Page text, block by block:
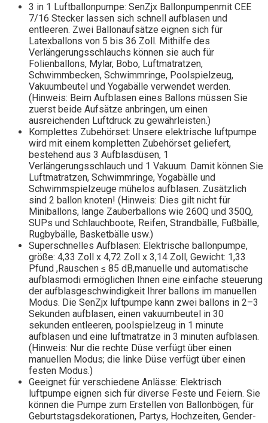
3 in 1 Luftballonpumpe: SenZjx Ballonpumpenmit CEE
7/16 Stecker lassen sich schnell aufblasen und
entleeren. Zwei Ballonaufsätze eignen sich für
Latexballons von 5 bis 36 Zoll. Mithilfe des
Verlängerungsschlauchs können sie auch für
Folienballons, Mylar, Bobo, Luftmatratzen,
Schwimmbecken, Schwimmringe, Poolspielzeug,
Vakuumbeutel und Yogabälle verwendet werden.
(Hinweis: Beim Aufblasen eines Ballons müssen Sie
zuerst beide Aufsätze anbringen, um einen
ausreichenden Luftdruck zu gewährleisten.)
Komplettes Zubehörset: Unsere elektrische luftpumpe
wird mit einem kompletten Zubehörset geliefert,
bestehend aus 3 Aufblasdüsen, 1
Verlängerungsschlauch und 1 Vakuum. Damit können Sie
Luftmatratzen, Schwimmringe, Yogabälle und
Schwimmspielzeuge mühelos aufblasen. Zusätzlich
sind 2 ballon knoten! (Hinweis: Dies gilt nicht für
Miniballons, lange Zauberballons wie 260Q und 350Q,
SUPs und Schlauchboote, Reifen, Strandbälle, Fußbälle,
Rugbybälle, Basketbälle usw.)
Superschnelles Aufblasen: Elektrische ballonpumpe,
größe: 4,33 Zoll x 4,72 Zoll x 3,14 Zoll, Gewicht: 1,33
Pfund ,Rauschen ≤ 85 dB,manuelle und automatische
aufblasmodi ermöglichen Ihnen eine einfache steuerung
der aufblasgeschwindigkeit Ihrer ballons im manuellen
Modus. Die SenZjx luftpumpe kann zwei ballons in 2–3
Sekunden aufblasen, einen vakuumbeutel in 30
sekunden entleeren, poolspielzeug in 1 minute
aufblasen und eine luftmatratze in 3 minuten aufblasen.
(Hinweis: Nur die rechte Düse verfügt über einen
manuellen Modus; die linke Düse verfügt über einen
festen Modus.)
Geeignet für verschiedene Anlässe: Elektrisch
luftpumpe eignen sich für diverse Feste und Feiern. Sie
können die Pumpe zum Erstellen von Ballonbögen, für
Geburtstagsdekorationen, Partys, Hochzeiten, Gender-